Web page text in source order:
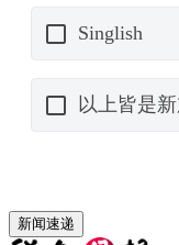
新闻速递